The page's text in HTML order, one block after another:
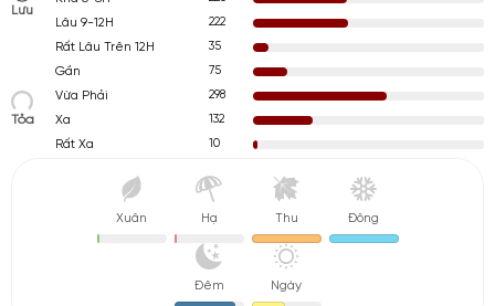
Lưu
Lâu 9-12H
222
Rất Lâu Trên 12H
35
Tỏa
Gần
75
Vừa Phải
298
Xa
132
Rất Xa
10
Xuân Hạ Thu Đông
Đêm Ngày